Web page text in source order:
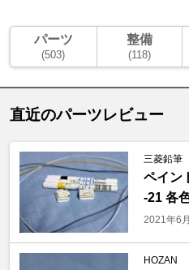
パーツ
(503)
整備
(118)
直近のパーツレビュー
三菱鉛筆
ペイン
-21 各
2021年6
HOZAN